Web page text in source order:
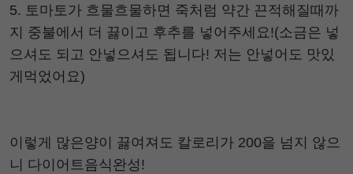
5. 토마토가 흐물흐물하면 죽처럼 약간 끈적해질때까
지 중불에서 더 끓이고 후추를 넣어주세요!(소금은 넣
으셔도 되고 안넣으셔도 됩니다! 저는 안넣어도 맛있
게먹었어요)
이렇게 많은양이 끓여져도 칼로리가 200을 넘지 않으
니 다이어트음식완성!